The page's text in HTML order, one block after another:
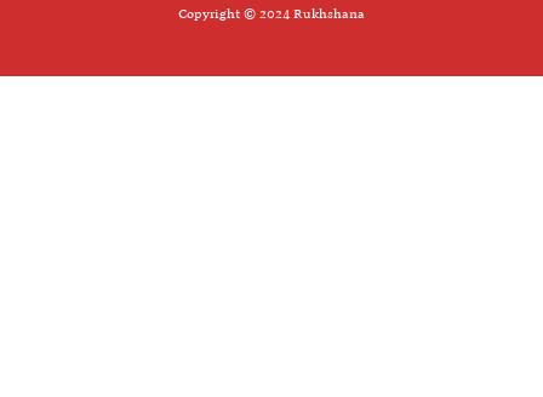
Copyright © 2024 Rukhshana